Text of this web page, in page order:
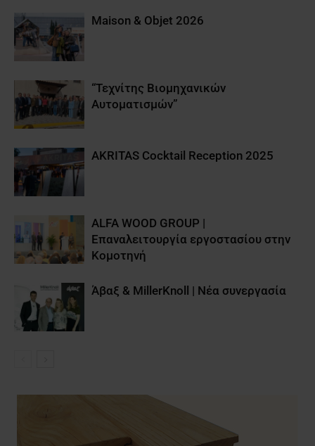
Maison & Objet 2026
“Τεχνίτης Βιομηχανικών
Αυτοματισμών”
AKRITAS Cocktail Reception 2025
ALFA WOOD GROUP |
Επαναλειτουργία εργοστασίου στην
Κομοτηνή
Άβαξ & MillerKnoll | Νέα συνεργασία